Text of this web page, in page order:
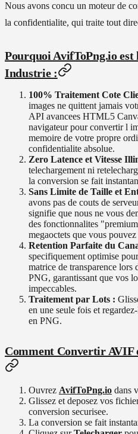
Nous avons concu un moteur de
la confidentialite, qui traite tout
Pourquoi AvifToPng.io est
Industrie :
100% Traitement Cote
images ne quittent jamais
API avancees HTML5
navigateur pour convertir l
memoire de votre propre
confidentialite absolue.
Zero Latence et Vitesse
telechargement ni
la conversion se fait
Sans Limite de Taille et
avons pas de couts de
signifie que nous ne vous
des fonctionnalites
megaoctets que vous
Retention Parfaite du
specifiquement optimise
matrice de transparence
PNG, garantissant que vos
impeccables.
Traitement par Lots :
en une seule fois et
en PNG.
Comment Convertir AVIF
Ouvrez AvifToPng.io dans
Glissez et deposez vos
conversion securisee.
La conversion se fait